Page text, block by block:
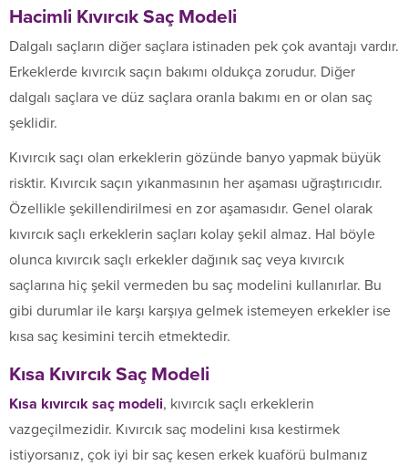
Hacimli Kıvırcık Saç Modeli
Dalgalı saçların diğer saçlara istinaden pek çok avantajı vardır.
Erkeklerde kıvırcık saçın bakımı oldukça zorudur. Diğer
dalgalı saçlara ve düz saçlara oranla bakımı en or olan saç
şeklidir.
Kıvırcık saçı olan erkeklerin gözünde banyo yapmak büyük
risktir. Kıvırcık saçın yıkanmasının her aşaması uğraştırıcıdır.
Özellikle şekillendirilmesi en zor aşamasıdır. Genel olarak
kıvırcık saçlı erkeklerin saçları kolay şekil almaz. Hal böyle
olunca kıvırcık saçlı erkekler dağınık saç veya kıvırcık
saçlarına hiç şekil vermeden bu saç modelini kullanırlar. Bu
gibi durumlar ile karşı karşıya gelmek istemeyen erkekler ise
kısa saç kesimini tercih etmektedir.
Kısa Kıvırcık Saç Modeli
Kısa kıvırcık saç modeli, kıvırcık saçlı erkeklerin
vazgeçilmezidir. Kıvırcık saç modelini kısa kestirmek
istiyorsanız, çok iyi bir saç kesen erkek kuaförü bulmanız